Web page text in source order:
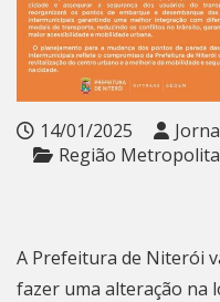
14/01/2025
Região
A Prefeitura de Niterói
fazer uma alteração na